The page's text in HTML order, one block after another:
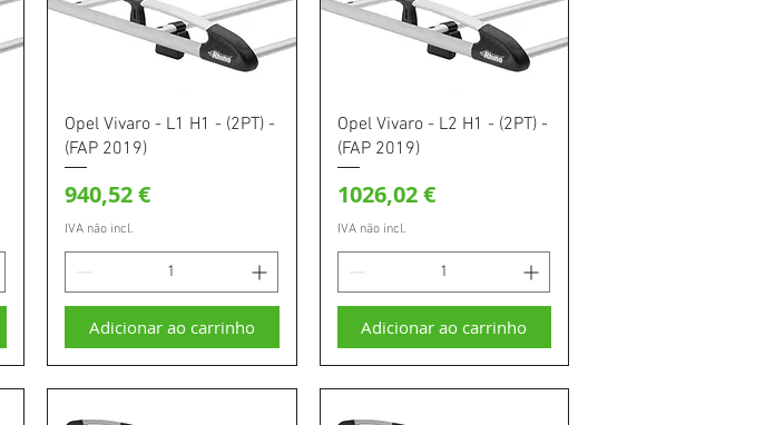
Visualização rápida
Opel Vivaro - L1 H1 - (2PT) -
(FAP 2019)
Preço
940,52 €
IVA não incl.
Adicionar ao carrinho
Visualização rápida
Opel Vivaro - L2 H1 - (2PT) -
(FAP 2019)
Preço
1026,02 €
IVA não incl.
Adicionar ao carrinho